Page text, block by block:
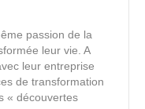
passion de la
leur vie. A
leur entreprise
de transformation
« découvertes